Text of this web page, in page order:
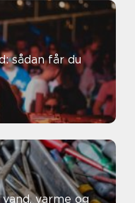
sådan får du
varme og